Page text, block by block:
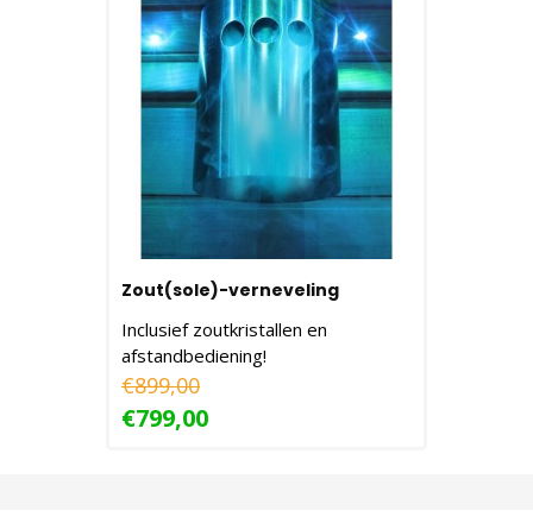
Zout(sole)-verneveling
Inclusief zoutkristallen en
afstandbediening!
€899,00
€799,00